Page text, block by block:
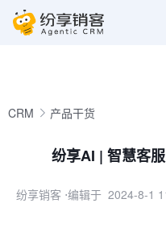
CRM 产品干货
纷享AI | 智慧客
纷享销客 ⋅编辑于 2024-8-1